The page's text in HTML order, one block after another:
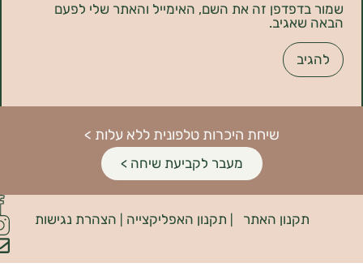
זה את השם, האימייל והאתר שלי לפעם
שיחת היכרות טלפונית ללא עלות >
מעבר לקביעת שיחה >
האתר|תקנון האפליקצייה|הצהרת נגישות האתר:
INDIANA